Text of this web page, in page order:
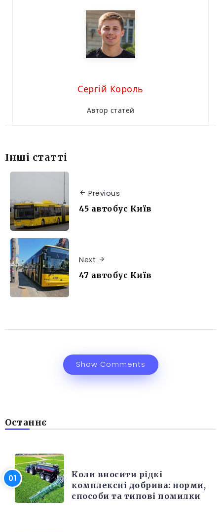
Сергій Король
Автор статей
Інші статті
Previous
45 автобус Київ
Next
47 автобус Київ
Show Comments
Останнє
Коли вносити рідкі
комплексні добрива: норми,
способи та типові помилки